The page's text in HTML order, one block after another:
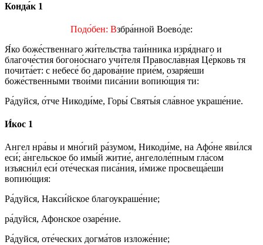
Конда́к 1
Подо́бен: Взбра́нной Воево́де:
Я́ко боже́ственнаго жи́тельства таи́нника изря́днаго и
благоче́стия богоно́снаго учи́теля Правосла́вная Це́рковь тя
почита́ет: с небесе́ бо дарова́ние прие́м, озаря́еши
боже́ственными твои́ми писа́нии вопию́щия ти:
Ра́дуйся, о́тче Никоди́ме, Горы́ Святы́я сла́вное украше́ние.
И́кос 1
Ангел нра́вы и мно́гий ра́зумом, Никоди́ме, на Афо́не яви́лся
еси́; а́нгельское бо имы́й житие́, ангелоле́пным гла́сом
изъясни́л еси́ оте́ческая писа́ния, и́миже просвеща́еши
вопию́щия:
Ра́дуйся, Накси́йское благоукраше́ние;
ра́дуйся, Афонское озаре́ние.
Ра́дуйся, оте́ческих догма́тов изложе́ние;